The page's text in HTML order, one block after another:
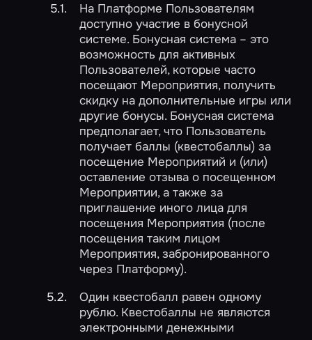
На Платформе Пользователям
доступно участие в бонусной
системе. Бонусная система – это
возможность для активных
Пользователей, которые часто
посещают Мероприятия, получить
скидку на дополнительные игры или
другие бонусы. Бонусная система
предполагает, что Пользователь
получает баллы (квестобаллы) за
посещение Мероприятий и (или)
оставление отзыва о посещенном
Мероприятии, а также за
приглашение иного лица для
посещения Мероприятия (после
посещения таким лицом
Мероприятия, забронированного
через Платформу).
Один квестобалл равен одному
рублю. Квестобаллы не являются
электронными денежными